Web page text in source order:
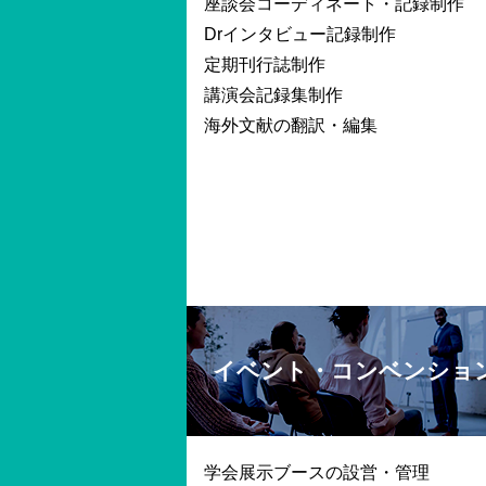
Drインタビュー記録制作
定期刊行誌制作
講演会記録集制作
海外文献の翻訳・編集
イベント・コンベンショ
学会展示ブースの設営・管理